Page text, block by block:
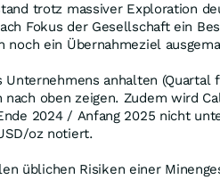
trotz massiver Exploration
Fokus der Gesellschaft ein
noch ein Übernahmeziel
anhalten
oben zeigen. Zudem wird
2024 / Anfang 2025 nicht
oz notiert.
üblichen Risiken einer